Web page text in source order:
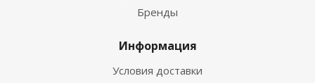
Бренды
Информация
Условия доставки